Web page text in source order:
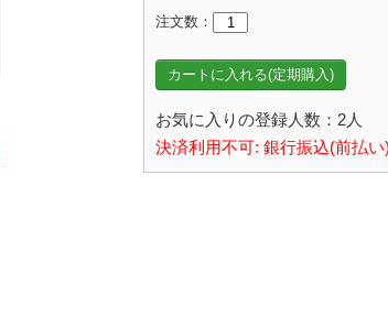
注文数：
カートに入れる(定期購入)
お気に入りの登録人数：2人
決済利用不可: 銀行振込(前払い)